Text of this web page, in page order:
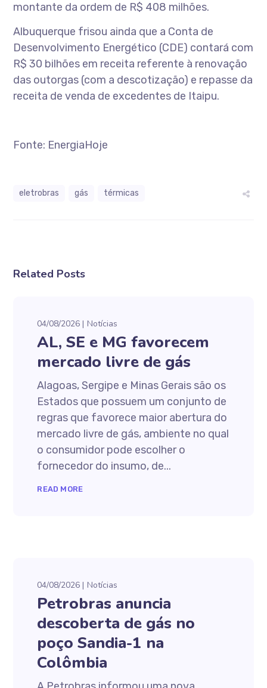
montante da ordem de R$ 408 milhões.
Albuquerque frisou ainda que a Conta de
Desenvolvimento Energético (CDE) contará com
R$ 30 bilhões em receita referente à renovação
das outorgas (com a descotização) e repasse da
receita de venda de excedentes de Itaipu.
Fonte: EnergiaHoje
eletrobras gás térmicas
Related Posts
04/08/2026 Notícias
AL, SE e MG favorecem
mercado livre de gás
Alagoas, Sergipe e Minas Gerais são os
Estados que possuem um conjunto de
regras que favorece maior abertura do
mercado livre de gás, ambiente no qual
o consumidor pode escolher o
fornecedor do insumo, de...
READ MORE
04/08/2026 Notícias
Petrobras anuncia
descoberta de gás no
poço Sandia-1 na
Colômbia